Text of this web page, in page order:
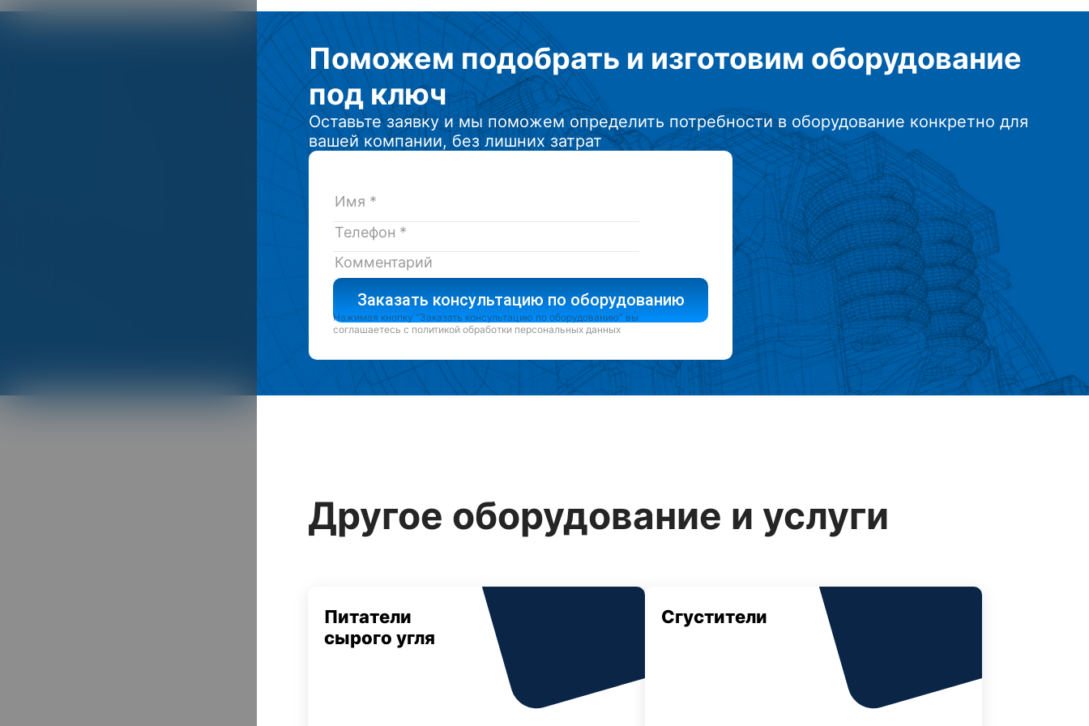
Поможем подобрать и изготовим оборудование
под ключ
Оставьте заявку и мы поможем определить потребности в оборудование конкретно для
вашей компании, без лишних затрат
Заказать консультацию по оборудованию
Нажимая кнопку “Заказать консультацию по оборудованию” вы
соглашаетесь с политикой обработки персональных данных
Другое оборудование и услуги
Питатели
сырого угля
Сгустители